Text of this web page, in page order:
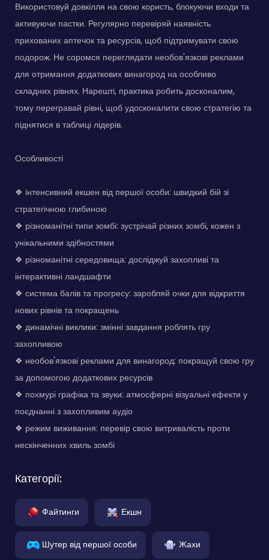
Використовуй довкілля на свою користь, блокуючи входи та
активуючи пастки. Регулярно перевіряй наявність
прихованих аптечок та ресурсів, щоб підтримувати свою
подорож. Не соромся переглядати необов'язкові реклами
для отримання додаткових винагород на особливо
складних рівнях. Нарешті, практика робить досконалим,
тому перегравай рівні, щоб удосконалити свою стратегію та
піднятися в таблиці лідерів.
Особливості
❖ інтенсивний екшен від першої особи: швидкий бій зі
стратегічною глибиною
❖ різноманітні типи зомбі: зустрічай різних зомбі, кожен з
унікальними здібностями
❖ різноманітні середовища: досліджуй захопливі та
інтерактивні ландшафти
❖ система балів та прогресу: заробляй очки для відкриття
нових рівнів та покращень
❖ динамічні виклики: змінні завдання роблять гру
захопливою
❖ необов'язкові реклами для винагород: покращуй свою гру
за допомогою додаткових ресурсів
❖ похмурі графіка та звуки: атмосферні візуальні ефекти у
поєднанні з захопливим аудіо
❖ режим виживання: перевір свою витривалість проти
нескінченних хвиль зомбі
Категорії:
Файтинги Екшн
Шутер від першої особи Жахи